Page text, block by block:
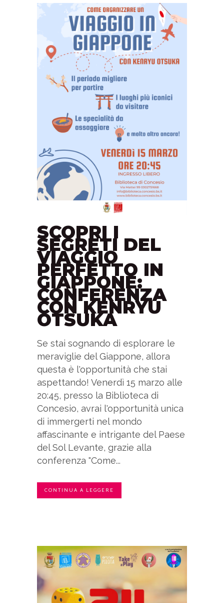
SCOPRI I
SEGRETI DEL
VIAGGIO
PERFETTO IN
GIAPPONE:
CONFERENZA
CON KENRYU
OTSUKA
Se stai sognando di esplorare le
meraviglie del Giappone, allora
questa è l'opportunità che stai
aspettando! Venerdì 15 marzo alle
20:45, presso la Biblioteca di
Concesio, avrai l'opportunità unica
di immergerti nel mondo
affascinante e intrigante del Paese
del Sol Levante, grazie alla
conferenza "Come...
CONTINUA A LEGGERE